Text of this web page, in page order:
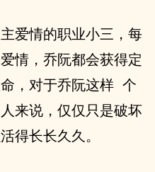
别人的爱情而已，便‮以可‬活得长长久久。